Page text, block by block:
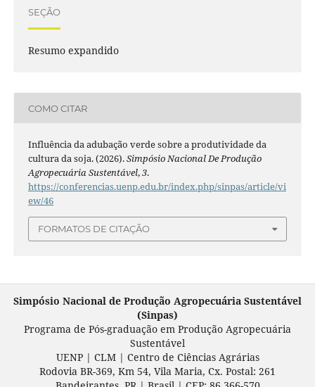
SEÇÃO
Resumo expandido
COMO CITAR
Influência da adubação verde sobre a produtividade da
cultura da soja. (2026).Simpósio Nacional De Produção
Agropecuária Sustentável,3.
https://conferencias.uenp.edu.br/index.php/sinpas/article/vi
ew/46
FORMATOS DE CITAÇÃO
Simpósio Nacional de Produção Agropecuária Sustentável
(Sinpas)
Programa de Pós-graduação em Produção Agropecuária
Sustentável
UENP | CLM | Centro de Ciências Agrárias
Rodovia BR-369, Km 54, Vila Maria, Cx. Postal: 261